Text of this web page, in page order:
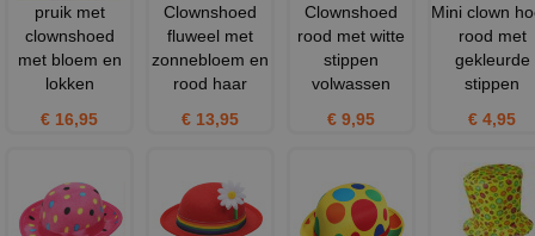
pruik met
clownshoed
met bloem en
lokken
€ 16,95
Clownshoed
fluweel met
zonnebloem en
rood haar
€ 13,95
Clownshoed
rood met witte
stippen
volwassen
€ 9,95
Mini clown
rood met
gekleurde
stippen
€ 4,95